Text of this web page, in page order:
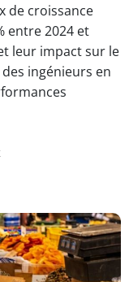
de croissance
entre 2024 et
leur impact sur le
ingénieurs en